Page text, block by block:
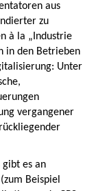
aus
zu
à la „Industrie
in den Betrieben
Unter
vergangener
gibt es an
Beispiel